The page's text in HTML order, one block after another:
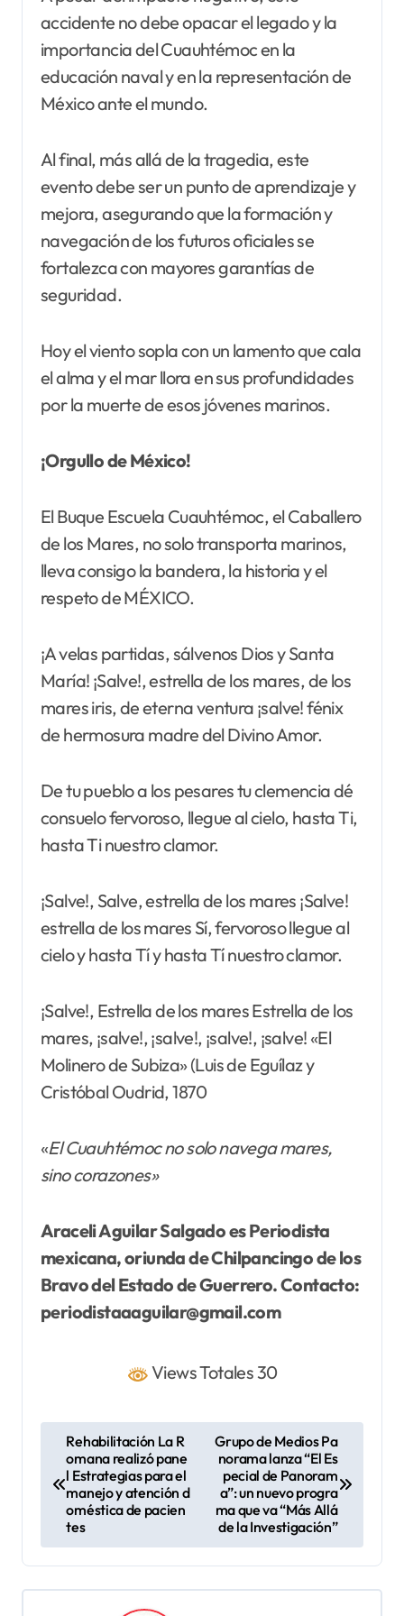
accidente no debe opacar el legado y la
importancia del Cuauhtémoc en la
educación naval y en la representación de
México ante el mundo.
Al final, más allá de la tragedia, este
evento debe ser un punto de aprendizaje y
mejora, asegurando que la formación y
navegación de los futuros oficiales se
fortalezca con mayores garantías de
seguridad.
Hoy el viento sopla con un lamento que cala
el alma y el mar llora en sus profundidades
por la muerte de esos jóvenes marinos.
¡Orgullo de México!
El Buque Escuela Cuauhtémoc, el Caballero
de los Mares, no solo transporta marinos,
lleva consigo la bandera, la historia y el
respeto de MÉXICO.
¡A velas partidas, sálvenos Dios y Santa
María! ¡Salve!, estrella de los mares, de los
mares iris, de eterna ventura ¡salve! fénix
de hermosura madre del Divino Amor.
De tu pueblo a los pesares tu clemencia dé
consuelo fervoroso, llegue al cielo, hasta Ti,
hasta Ti nuestro clamor.
¡Salve!, Salve, estrella de los mares ¡Salve!
estrella de los mares Sí, fervoroso llegue al
cielo y hasta Tí y hasta Tí nuestro clamor.
¡Salve!, Estrella de los mares Estrella de los
mares, ¡salve!, ¡salve!, ¡salve!, ¡salve! «El
Molinero de Subiza» (Luis de Eguílaz y
Cristóbal Oudrid, 1870
«El Cuauhtémoc no solo navega mares,
sino corazones»
Araceli Aguilar Salgado es Periodista
mexicana, oriunda de Chilpancingo de los
Bravo del Estado de Guerrero. Contacto:
periodistaaaguilar@gmail.com
Views Totales 30
g
a
Rehabilitación La R
omana realizó pane
l Estrategias para el
manejo y atención d
oméstica de pacien
tes
Grupo de Medios Pa
norama lanza “El Es
pecial de Panoram
a”: un nuevo progra
ma que va “Más Allá
de la Investigación”